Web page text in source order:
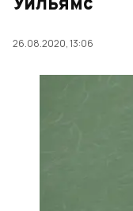
Уильямс
26.08.2020, 13:06